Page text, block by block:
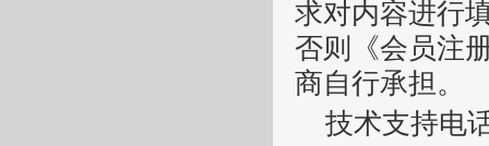
求对内容进行
否则《会员注
商自行承担。
技术支持电